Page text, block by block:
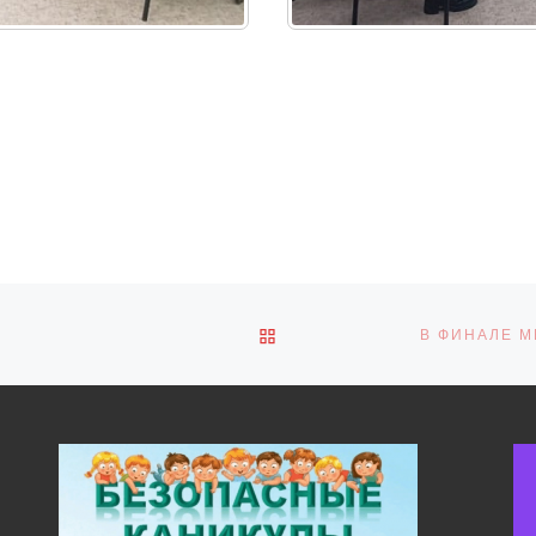
ОБРАТНО К СПИСКУ